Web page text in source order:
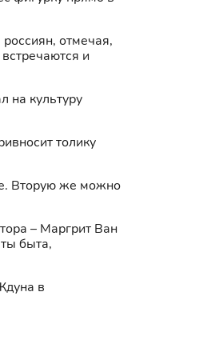
отмечая,
и
на культуру
толику
Вторую же можно
– Маргрит Ван
быта,
в